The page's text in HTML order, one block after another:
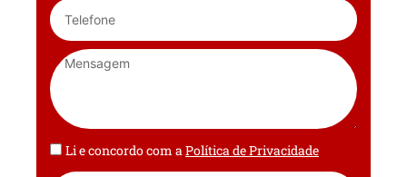
Li e concordo com aPolítica de Privacidade